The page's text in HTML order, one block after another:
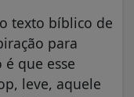
texto bíblico de
para
que esse
leve, aquele